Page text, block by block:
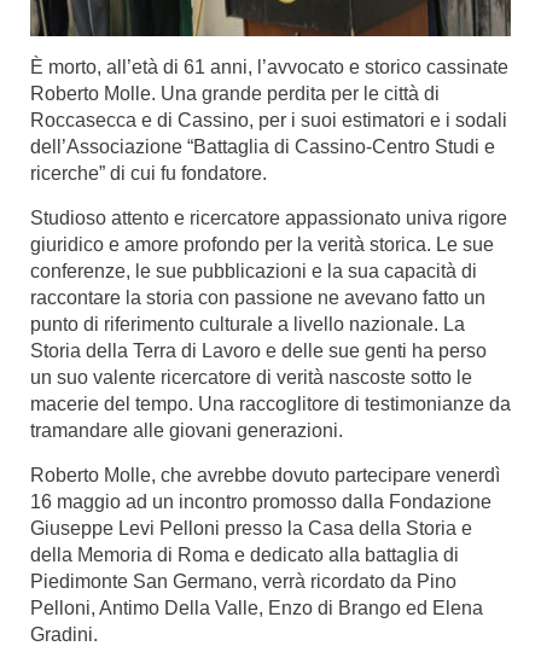
È morto, all’età di 61 anni, l’avvocato e storico cassinate
Roberto Molle. Una grande perdita per le città di
Roccasecca e di Cassino, per i suoi estimatori e i sodali
dell’Associazione “Battaglia di Cassino-Centro Studi e
ricerche” di cui fu fondatore.
Studioso attento e ricercatore appassionato univa rigore
giuridico e amore profondo per la verità storica. Le sue
conferenze, le sue pubblicazioni e la sua capacità di
raccontare la storia con passione ne avevano fatto un
punto di riferimento culturale a livello nazionale. La
Storia della Terra di Lavoro e delle sue genti ha perso
un suo valente ricercatore di verità nascoste sotto le
macerie del tempo. Una raccoglitore di testimonianze da
tramandare alle giovani generazioni.
Roberto Molle, che avrebbe dovuto partecipare venerdì
16 maggio ad un incontro promosso dalla Fondazione
Giuseppe Levi Pelloni presso la Casa della Storia e
della Memoria di Roma e dedicato alla battaglia di
Piedimonte San Germano, verrà ricordato da Pino
Pelloni, Antimo Della Valle, Enzo di Brango ed Elena
Gradini.